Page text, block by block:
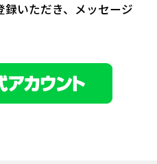
いただき、メッセージ